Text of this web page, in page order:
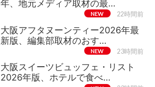
年、地元メディア取材の最…
NEW 22時間前
大阪アフタヌーンティー2026年最
新版、編集部取材のおす…
NEW 23時間前
大阪スイーツビュッフェ・リスト
2026年版、ホテルで食べ…